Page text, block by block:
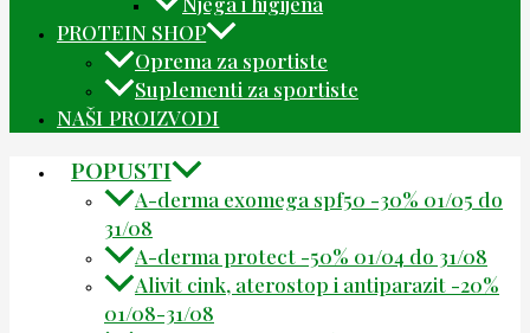
PROTEIN SHOP
Oprema za sportiste
Suplementi za sportiste
NAŠI PROIZVODI
POPUSTI
A-derma exomega spf50 -30% 01/05 do
31/08
A-derma protect -50% 01/04 do 31/08
Alivit cink, aterostop i antiparazit -20%
01/08-31/08